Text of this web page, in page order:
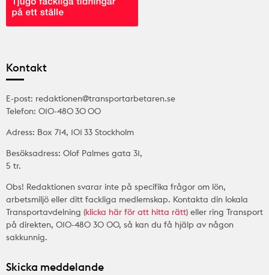
Kontakt
E-post: redaktionen@transportarbetaren.se
Telefon: 010-480 30 00
Adress: Box 714, 101 33 Stockholm
Besöksadress: Olof Palmes gata 31,
5 tr.
Obs! Redaktionen svarar inte på specifika frågor om lön,
arbetsmiljö eller ditt fackliga medlemskap. Kontakta din lokala
Transportavdelning (klicka här för att hitta rätt) eller ring Transport
på direkten, 010-480 30 00, så kan du få hjälp av någon
sakkunnig.
Skicka meddelande